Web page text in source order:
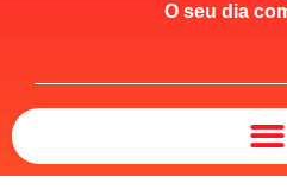
O seu dia